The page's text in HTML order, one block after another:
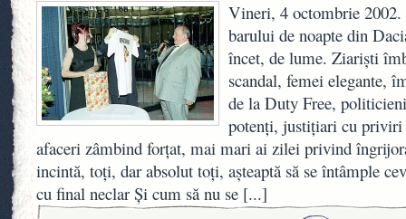
Vineri, 4 octombrie 2002.
barului de noapte din
încet, de lume. Ziarişti
scandal, femei elegante,
de la Duty Free,
potenţi, justiţiari cu priviri
afaceri zâmbind forţat, mai mari ai zilei privind
incintă, toţi, dar absolut toţi, aşteaptă să se întâmple
cu final neclar Şi cum să nu se [...]